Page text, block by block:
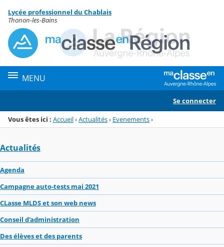
Menu de la rubrique
Contenu
Lycée professionnel du Chablais
Thonon-les-Bains
MENU
Se connecter
Vous êtes ici : Accueil›Actualités› Evenements›
Actualités
Agenda
Campagne auto-tests mai 2021
CLasse MLDS et son web news
Conseil d'administration
Des élèves et des parents